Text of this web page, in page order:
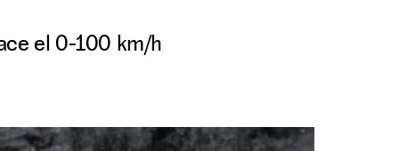
el 0-100 km/h